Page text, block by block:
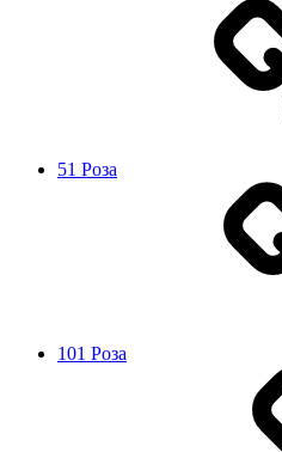
51 Роза
101 Роза